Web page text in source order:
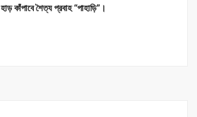
হাড় কাঁপাবে শৈত্য প্রবাহ “পাহাড়ি”।